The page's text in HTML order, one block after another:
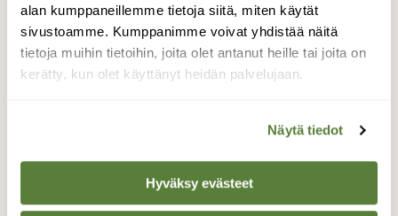
alan kumppaneillemme tietoja siitä, miten käytät
sivustoamme. Kumppanimme voivat yhdistää näitä
tietoja muihin tietoihin, joita olet antanut heille tai joita on
kerätty, kun olet käyttänyt heidän palvelujaan.
Näytä tiedot
Hyväksy evästeet
Harmaalokki kelossa
Tässä on harmaalokki löytänyt oivan
pesäpaikan komeasta kelosta.
Innasennurkka 28.05.2016 klo 15.00
TAKAISIN LISTAAN